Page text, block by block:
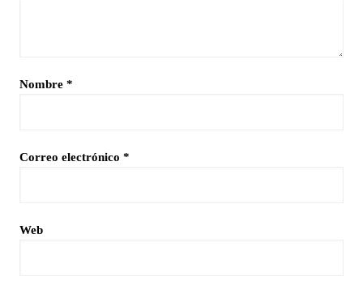
Nombre *
Correo electrónico *
Web